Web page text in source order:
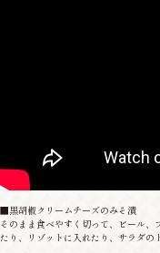
■黒胡椒クリームチーズのみそ漬
そのまま食べやすく切って、ビール、
たり、リゾットに入れたり、サラダの